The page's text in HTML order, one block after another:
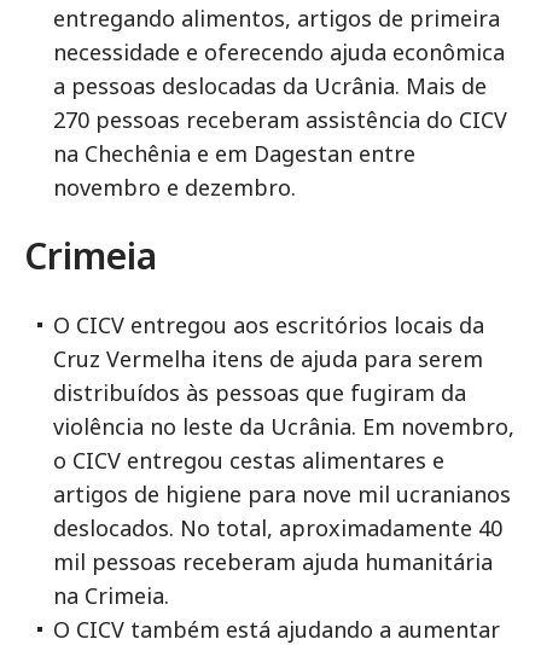
entregando alimentos, artigos de primeira
necessidade e oferecendo ajuda econômica
a pessoas deslocadas da Ucrânia. Mais de
270 pessoas receberam assistência do CICV
na Chechênia e em Dagestan entre
novembro e dezembro.
Crimeia
O CICV entregou aos escritórios locais da
Cruz Vermelha itens de ajuda para serem
distribuídos às pessoas que fugiram da
violência no leste da Ucrânia. Em novembro,
o CICV entregou cestas alimentares e
artigos de higiene para nove mil ucranianos
deslocados. No total, aproximadamente 40
mil pessoas receberam ajuda humanitária
na Crimeia.
O CICV também está ajudando a aumentar